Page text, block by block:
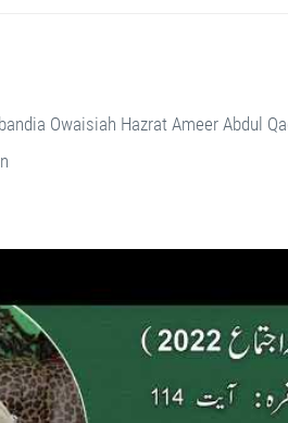
Owaisiah Hazrat Ameer Abdul